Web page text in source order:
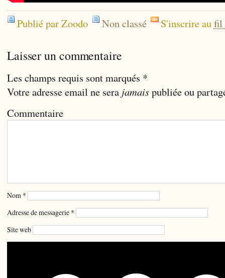
Publié par Zoodo Non classé S'inscrire aufil
Laisser un commentaire
Les champs requis sont marqués *
Votre adresse email ne sera jamaispubliée ou
Commentaire
Nom *
Adresse de messagerie *
Site web